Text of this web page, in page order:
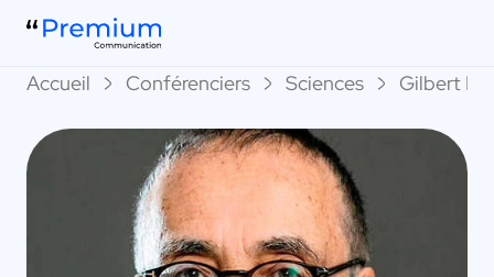
Accueil Conférenciers Sciences Gilbert